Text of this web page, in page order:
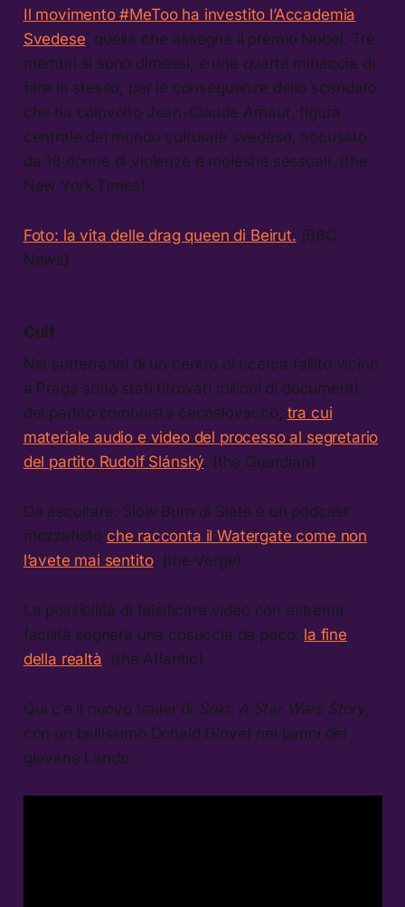
Il movimento #MeToo ha investito l’Accademia
Svedese , quella che assegna il premio Nobel. Tre
membri si sono dimessi, e una quarta minaccia di
fare lo stesso, per le conseguenze dello scandalo
che ha coinvolto Jean-Claude Arnaut, figura
centrale del mondo culturale svedese, accusato
da 18 donne di violenze e molestie sessuali. (the
New York Times)
Foto: la vita delle drag queen di Beirut. (BBC
News)
Cult
Nei sotterranei di un centro di ricerca fallito vicino
a Praga sono stati ritrovati milioni di documenti
del partito comunista cecoslovacco, tra cui
materiale audio e video del processo al segretario
del partito Rudolf Slánský. (the Guardian)
Da ascoltare: Slow Burn di Slate è un podcast
mozzafiato che racconta il Watergate come non
l’avete mai sentito. (the Verge)
La possibilità di falsificare video con estrema
facilità segnerà una cosuccia da poco: la fine
della realtà. (the Atlantic)
Qui c’è il nuovo trailer di Solo: A Star Wars Story,
con un bellissimo Donald Glover nei panni del
giovane Lando.